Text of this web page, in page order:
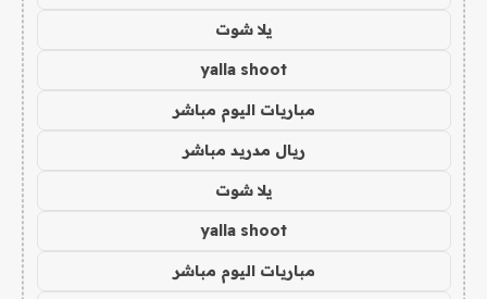
يلا شوت
yalla shoot
مباريات اليوم مباشر
ريال مدريد مباشر
يلا شوت
yalla shoot
مباريات اليوم مباشر